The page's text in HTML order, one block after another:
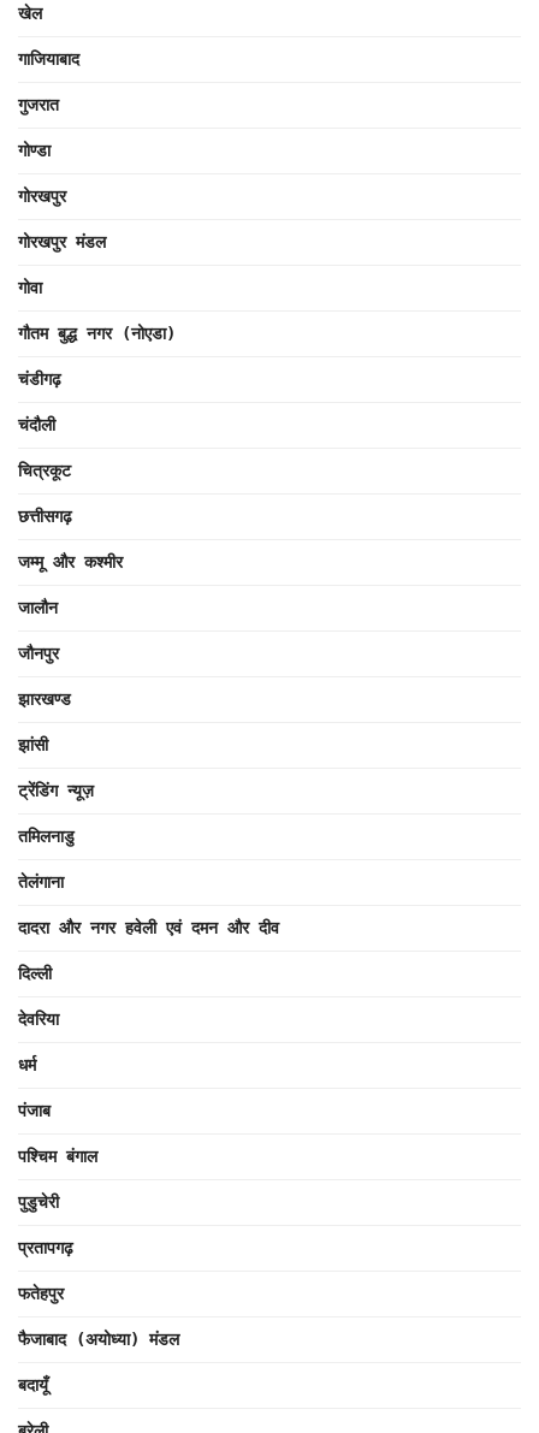
खेल
गाजियाबाद
गुजरात
गोण्डा
गोरखपुर
गोरखपुर मंडल
गोवा
गौतम बुद्ध नगर (नोएडा)
चंडीगढ़
चंदौली
चित्रकूट
छत्तीसगढ़
जम्मू और कश्मीर
जालौन
जौनपुर
झारखण्ड
झांसी
ट्रेंडिंग न्यूज़
तमिलनाडु
तेलंगाना
दादरा और नगर हवेली एवं दमन और दीव
दिल्ली
देवरिया
धर्म
पंजाब
पश्चिम बंगाल
पुडुचेरी
प्रतापगढ़
फतेहपुर
फैजाबाद (अयोध्या) मंडल
बदायूँ